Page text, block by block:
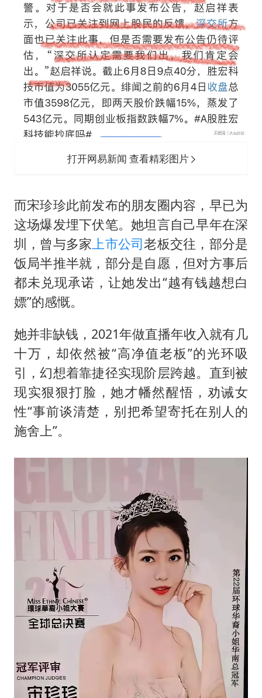
打开网易新闻 查看精彩图片
而宋珍珍此前发布的朋友圈内容，早已为
这场爆发埋下伏笔。她坦言自己早年在深
圳，曾与多家上市公司老板交往，部分是
饭局半推半就，部分是自愿，但对方事后
都未兑现承诺，让她发出“越有钱越想白
嫖”的感慨。
她并非缺钱，2021年做直播年收入就有几
十万，却依然被“高净值老板”的光环吸
引，幻想着靠捷径实现阶层跨越。直到被
现实狠狠打脸，她才幡然醒悟，劝诫女
性“事前谈清楚，别把希望寄托在别人的
施舍上”。